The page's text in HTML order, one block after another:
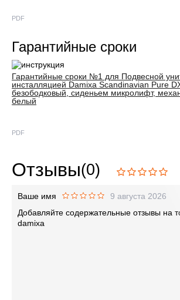
PDF
Гарантийные сроки
Гарантийные сроки №1 для Подвесной
инсталляцией Damixa Scandinavian Pure
безободковый, сиденьем микролифт,
белый
PDF
Отзывы(0)
Ваше имя
9 августа 2026
Добавляйте содержательные отзывы на
damixa